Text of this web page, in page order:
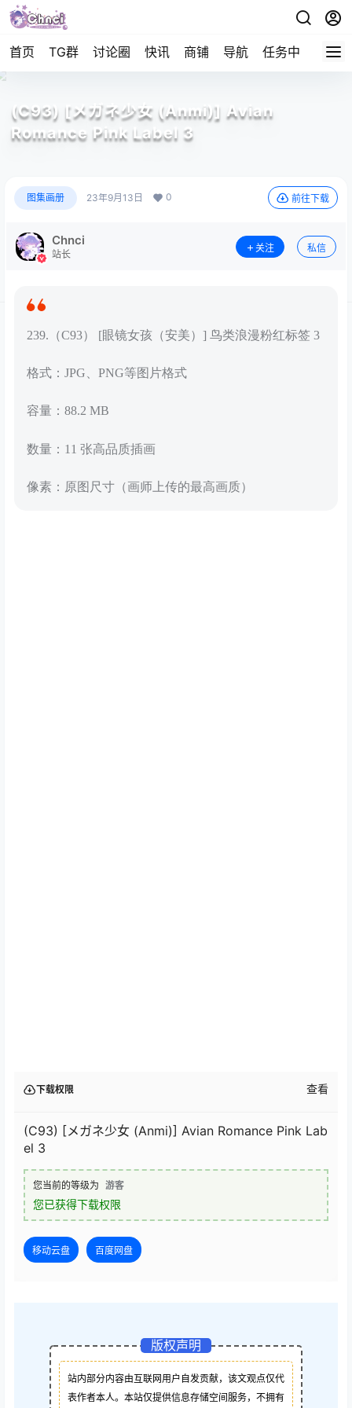
首页 TG群 讨论圈 快讯 商铺 导航 任务中心 帮助
(C93) [メガネ少女 (Anmi)] Avian
Romance Pink Label 3
图集画册 23年9月13日 0 前往下载
Chnci
站长
关注 私信
239.（C93） [眼镜女孩（安美）] 鸟类浪漫粉红标签 3
格式：JPG、PNG等图片格式
容量：88.2 MB
数量：11 张高品质插画
像素：原图尺寸（画师上传的最高画质）
下载权限 查看
(C93) [メガネ少女 (Anmi)] Avian Romance Pink Lab
el 3
您当前的等级为 游客
您已获得下载权限
移动云盘 百度网盘
版权声明
站内部分内容由互联网用户自发贡献，该文观点仅代
表作者本人。本站仅提供信息存储空间服务，不拥有